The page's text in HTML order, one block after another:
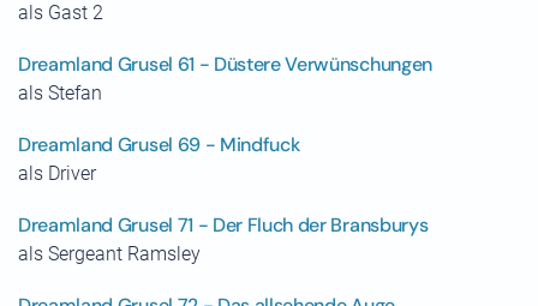
als Gast 2
Dreamland Grusel 61 - Düstere Verwünschungen
als Stefan
Dreamland Grusel 69 - Mindfuck
als Driver
Dreamland Grusel 71 - Der Fluch der Bransburys
als Sergeant Ramsley